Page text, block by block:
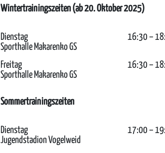
Wintertrainingszeiten (ab 20. Oktober 2025)
Dienstag
16:30 –
Sporthalle Makarenko GS
Freitag
16:30 –
Sporthalle Makarenko GS
Sommertrainingszeiten
Dienstag
17:00 –
Jugendstadion Vogelweid